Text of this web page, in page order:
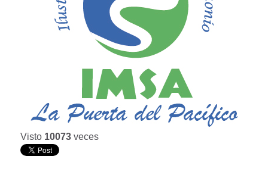
Visto 10073 veces